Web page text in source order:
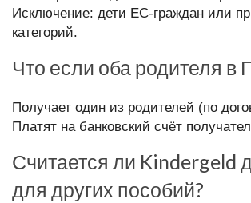
Исключение: дети ЕС-граждан или
категорий.
Что если оба родителя в
Получает один из родителей (по
Платят на банковский счёт
Считается ли Kindergeld
для других пособий?